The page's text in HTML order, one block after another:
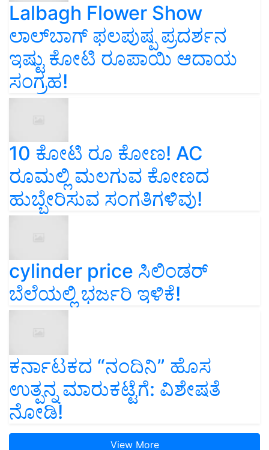
Lalbagh Flower Show
ಲಾಲ್‌ಬಾಗ್ ಫಲಪುಷ್ಪ ಪ್ರದರ್ಶನ
ಇಷ್ಟು ಕೋಟಿ ರೂಪಾಯಿ ಆದಾಯ
ಸಂಗ್ರಹ!
10 ಕೋಟಿ ರೂ ಕೋಣ! AC
ರೂಮಲ್ಲಿ ಮಲಗುವ ಕೋಣದ
ಹುಬ್ಬೇರಿಸುವ ಸಂಗತಿಗಳಿವು!
cylinder price ಸಿಲಿಂಡರ್‌
ಬೆಲೆಯಲ್ಲಿ ಭರ್ಜರಿ ಇಳಿಕೆ!
ಕರ್ನಾಟಕದ “ನಂದಿನಿ” ಹೊಸ
ಉತ್ಪನ್ನ ಮಾರುಕಟ್ಟೆಗೆ: ವಿಶೇಷತೆ
ನೋಡಿ!
View More